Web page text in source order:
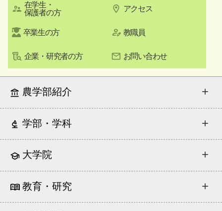
在学生・
保護者の方
卒業生の方
企業・研究者の方
アクセス
教職員
お問い合わせ
農学部紹介
学部・学科
大学院
教育・研究